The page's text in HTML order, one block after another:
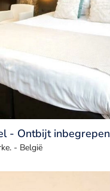
- Ontbijt inbegrepen
- België